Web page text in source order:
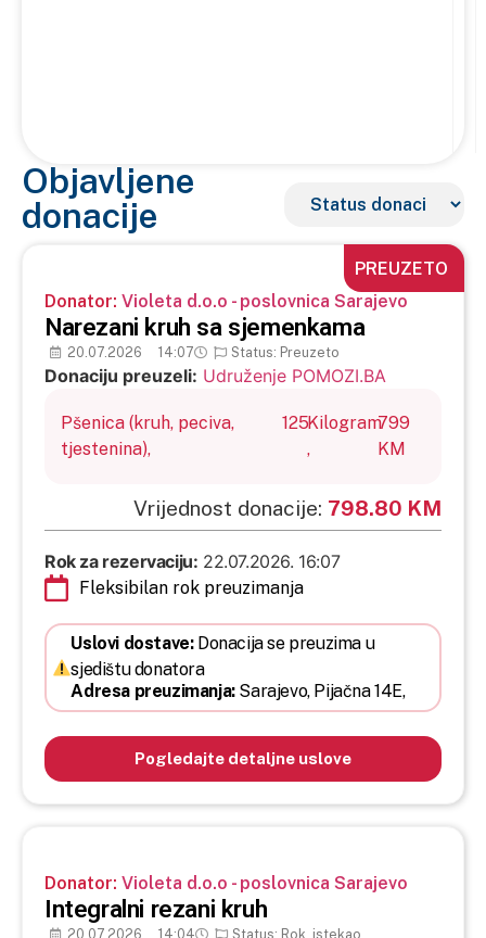
Objavljene
donacije
PREUZETO
Donator: Violeta d.o.o - poslovnica Sarajevo
Narezani kruh sa sjemenkama
20.07.2026 14:07 Status: Preuzeto
Donaciju preuzeli: Udruženje POMOZI.BA
Pšenica (kruh, peciva,
tjestenina),
125Kilogram
,
799
KM
Vrijednost donacije: 798.80 KM
Rok za rezervaciju: 22.07.2026. 16:07
Fleksibilan rok preuzimanja
Uslovi dostave:Donacija se preuzima u
sjedištu donatora
Adresa preuzimanja: Sarajevo, Pijačna 14E,
Pogledajte detaljne uslove
Donator: Violeta d.o.o - poslovnica Sarajevo
Integralni rezani kruh
20.07.2026 14:04 Status: Rok_istekao